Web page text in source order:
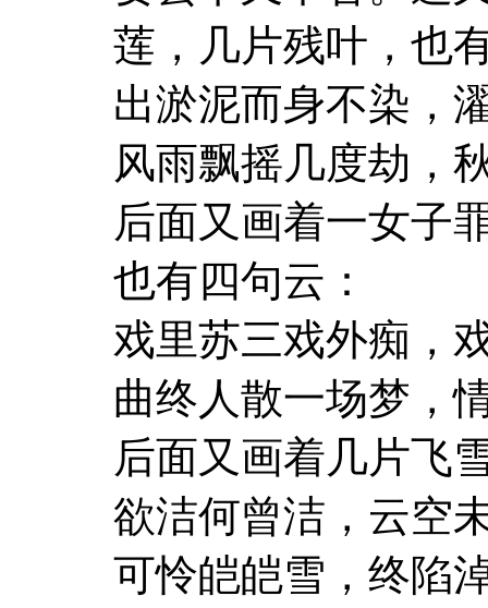
莲，几片残叶，也
出淤泥而身不染，
风雨飘摇几度劫，
后面又画着一女子
也有四句云：
戏里苏三戏外痴，
曲终人散一场梦，
后面又画着几片飞
欲洁何曾洁，云空
可怜皑皑雪，终陷